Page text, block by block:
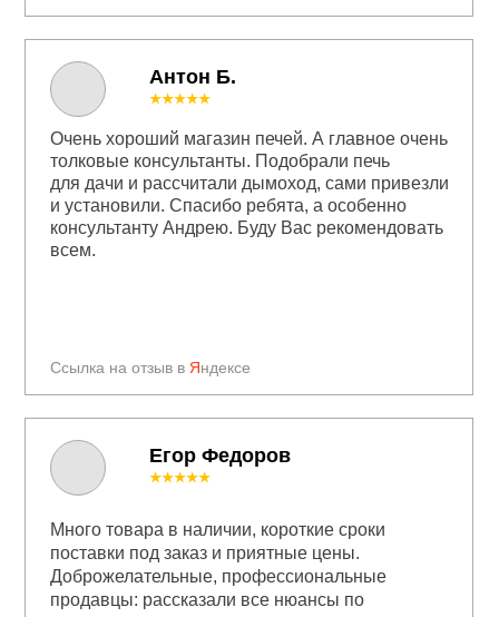
Антон Б.
Ссылка на отзыв в Яндексе
★★★★★
Очень хороший магазин печей. А главное очень
толковые консультанты. Подобрали печь
для дачи и рассчитали дымоход, сами привезли
и установили. Спасибо ребята, а особенно
консультанту Андрею. Буду Вас рекомендовать
всем.
Егор Федоров
★★★★★
Много товара в наличии, короткие сроки
поставки под заказ и приятные цены.
Доброжелательные, профессиональные
продавцы: рассказали все нюансы по